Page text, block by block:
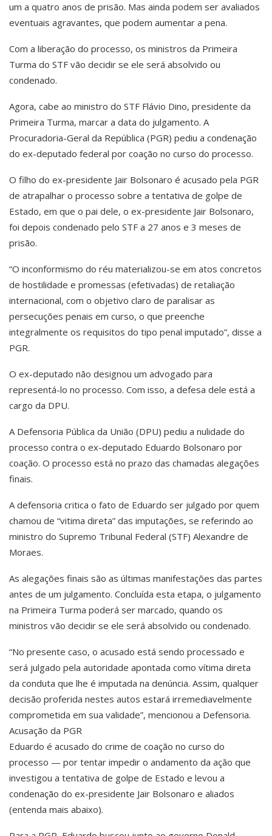
um a quatro anos de prisão. Mas ainda podem ser avaliados
eventuais agravantes, que podem aumentar a pena.
Com a liberação do processo, os ministros da Primeira
Turma do STF vão decidir se ele será absolvido ou
condenado.
Agora, cabe ao ministro do STF Flávio Dino, presidente da
Primeira Turma, marcar a data do julgamento. A
Procuradoria-Geral da República (PGR) pediu a condenação
do ex-deputado federal por coação no curso do processo.
O filho do ex-presidente Jair Bolsonaro é acusado pela PGR
de atrapalhar o processo sobre a tentativa de golpe de
Estado, em que o pai dele, o ex-presidente Jair Bolsonaro,
foi depois condenado pelo STF a 27 anos e 3 meses de
prisão.
“O inconformismo do réu materializou-se em atos concretos
de hostilidade e promessas (efetivadas) de retaliação
internacional, com o objetivo claro de paralisar as
persecuções penais em curso, o que preenche
integralmente os requisitos do tipo penal imputado”, disse a
PGR.
O ex-deputado não designou um advogado para
representá-lo no processo. Com isso, a defesa dele está a
cargo da DPU.
A Defensoria Pública da União (DPU) pediu a nulidade do
processo contra o ex-deputado Eduardo Bolsonaro por
coação. O processo está no prazo das chamadas alegações
finais.
A defensoria critica o fato de Eduardo ser julgado por quem
chamou de “vitima direta” das imputações, se referindo ao
ministro do Supremo Tribunal Federal (STF) Alexandre de
Moraes.
As alegações finais são as últimas manifestações das partes
antes de um julgamento. Concluída esta etapa, o julgamento
na Primeira Turma poderá ser marcado, quando os
ministros vão decidir se ele será absolvido ou condenado.
“No presente caso, o acusado está sendo processado e
será julgado pela autoridade apontada como vítima direta
da conduta que lhe é imputada na denúncia. Assim, qualquer
decisão proferida nestes autos estará irremediavelmente
comprometida em sua validade”, mencionou a Defensoria.
Acusação da PGR
Eduardo é acusado do crime de coação no curso do
processo — por tentar impedir o andamento da ação que
investigou a tentativa de golpe de Estado e levou a
condenação do ex-presidente Jair Bolsonaro e aliados
(entenda mais abaixo).